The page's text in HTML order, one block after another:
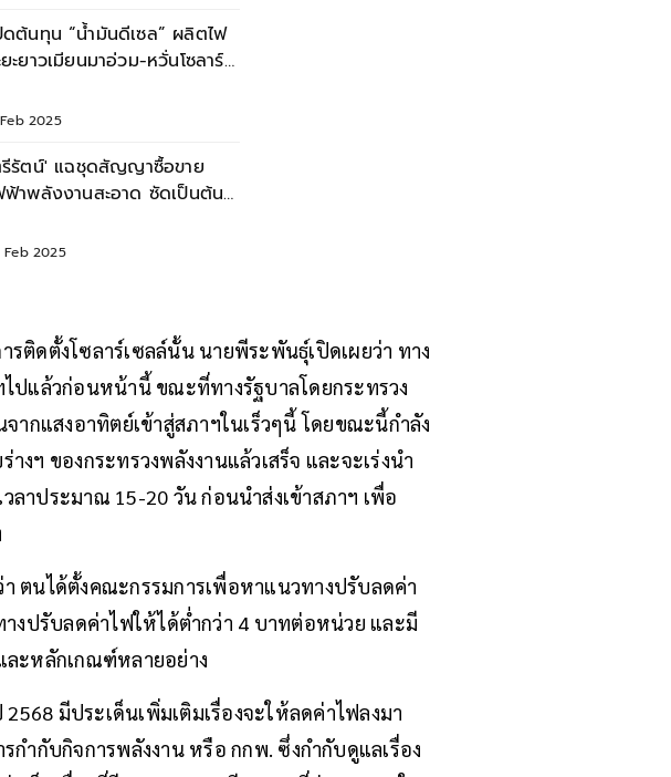
ดต้นทุน “น้ำมันดีเซล” ผลิตไฟ
ยะยาวเมียนมาอ่วม-หวั่นโซลาร์
Feb 2025
รัตน์' แฉชุดสัญญาซื้อขาย
ฟ้าพลังงานสะอาด ซัดเป็นต้น
Feb 2025
ติดตั้งโซลาร์เซลล์นั้น นายพีระพันธุ์เปิดเผยว่า ทาง
ปแล้วก่อนหน้านี้ ขณะที่ทางรัฐบาลโดยกระทรวง
ากแสงอาทิตย์เข้าสู่สภาฯในเร็วๆนี้ โดยขณะนี้กำลัง
ฯ ของกระทรวงพลังงานแล้วเสร็จ และจะเร่งนำ
ลาประมาณ 15-20 วัน ก่อนนำส่งเข้าสภาฯ เพื่อ
ตนได้ตั้งคณะกรรมการเพื่อหาแนวทางปรับลดค่า
งปรับลดค่าไฟให้ได้ต่ำกว่า 4 บาทต่อหน่วย และมี
ละหลักเกณฑ์หลายอย่าง
มีประเด็นเพิ่มเติมเรื่องจะให้ลดค่าไฟลงมา
ำกับกิจการพลังงาน หรือ กกพ. ซึ่งกำกับดูแลเรื่อง